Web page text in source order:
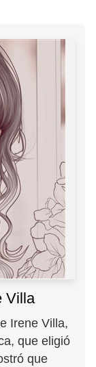
Villa
Irene Villa,
que eligió
que